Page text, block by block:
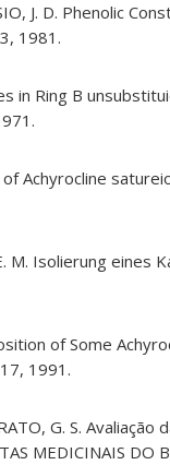
J. D. Phenolic
1981.
in Ring B
Achyrocline
M. Isolierung
of Some
1991.
G. S.
MEDICINAIS DO